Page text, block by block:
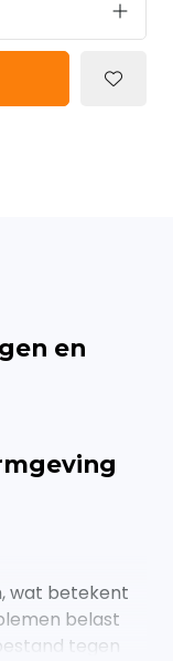
en
wat betekent
belast
tegen